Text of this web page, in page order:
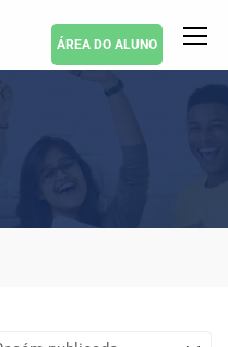
ÁREA DO ALUNO